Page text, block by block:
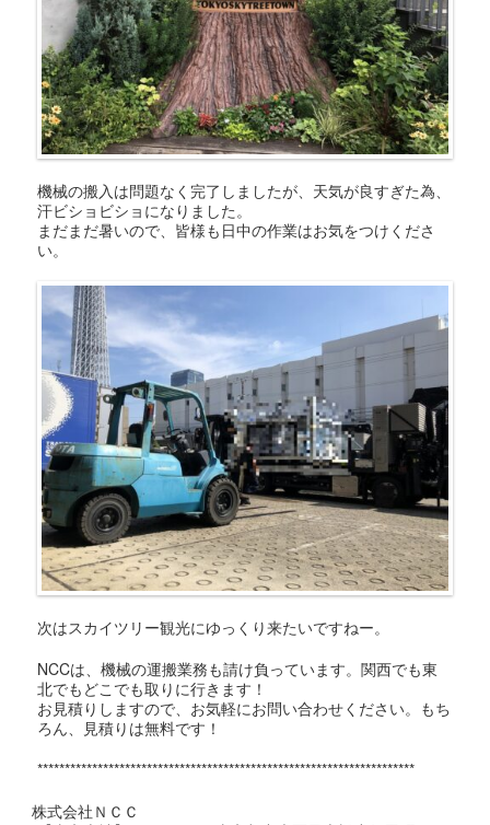
機械の搬入は問題なく完了しましたが、天気が良すぎた為、
汗ビショビショになりました。
まだまだ暑いので、皆様も日中の作業はお気をつけくださ
い。
次はスカイツリー観光にゆっくり来たいですねー。
NCCは、機械の運搬業務も請け負っています。関西でも東
北でもどこでも取りに行きます！
お見積りしますので、お気軽にお問い合わせください。もち
ろん、見積りは無料です！
*********************************************************************
株式会社ＮＣＣ